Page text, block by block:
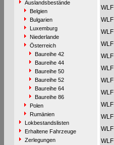
Auslandsbestände
Belgien
Bulgarien
Luxemburg
Niederlande
Österreich
Baureihe 42
Baureihe 44
Baureihe 50
Baureihe 52
Baureihe 64
Baureihe 86
Polen
Rumänien
Lokbestandslisten
Erhaltene Fahrzeuge
Zerlegungen
WLF
WLF
WLF
WLF
WLF
WLF
WLF
WLF
WLF
WLF
WLF
WLF